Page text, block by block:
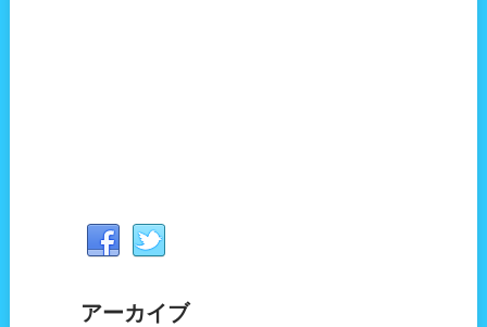
アーカイブ